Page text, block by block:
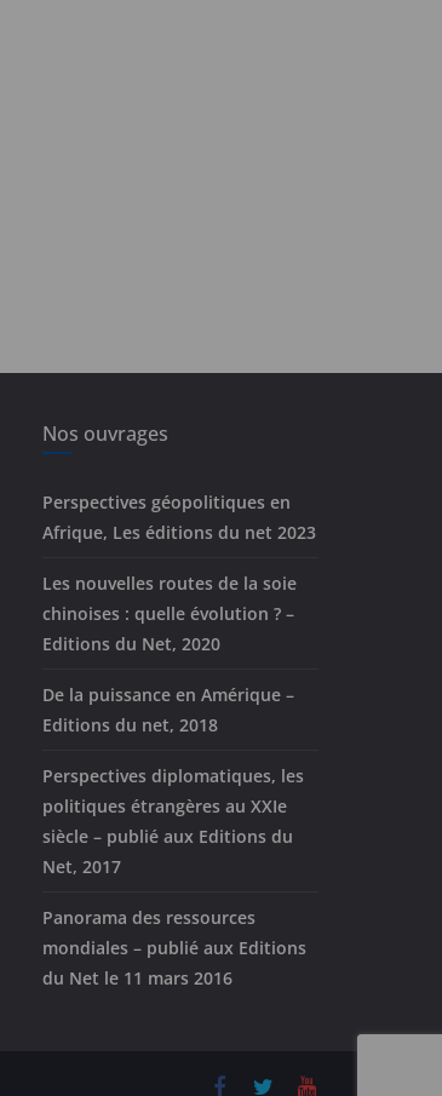
Nos ouvrages
Perspectives géopolitiques en
Afrique, Les éditions du net 2023
Les nouvelles routes de la soie
chinoises : quelle évolution ? –
Editions du Net, 2020
De la puissance en Amérique –
Editions du net, 2018
Perspectives diplomatiques, les
politiques étrangères au XXIe
siècle – publié aux Editions du
Net, 2017
Panorama des ressources
mondiales – publié aux Editions
du Net le 11 mars 2016